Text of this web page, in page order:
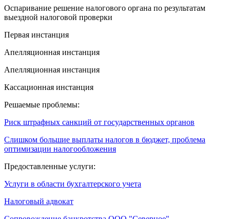
Оспаривание решение налогового органа по результатам
выездной налоговой проверки
Первая инстанция
Апелляционная инстанция
Апелляционная инстанция
Кассационная инстанция
Решаемые проблемы:
Риск штрафных санкций от государственных органов
Слишком большие выплаты налогов в бюджет, проблема
оптимизации налогообложения
Предоставленные услуги:
Услуги в области бухгалтерского учета
Налоговый адвокат